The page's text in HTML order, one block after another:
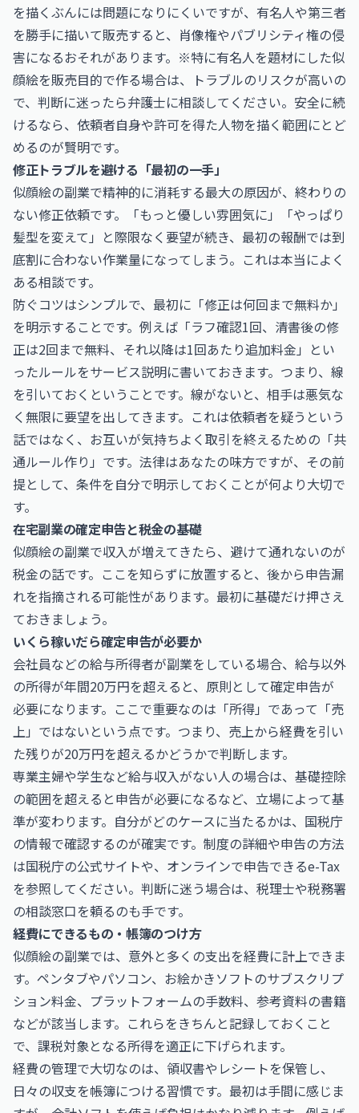
を描くぶんには問題になりにくいですが、有名人や第三者
を勝手に描いて販売すると、肖像権やパブリシティ権の侵
害になるおそれがあります。※特に有名人を題材にした似
顔絵を販売目的で作る場合は、トラブルのリスクが高いの
で、判断に迷ったら弁護士に相談してください。安全に続
けるなら、依頼者自身や許可を得た人物を描く範囲にとど
めるのが賢明です。
修正トラブルを避ける「最初の一手」
似顔絵の副業で精神的に消耗する最大の原因が、終わりの
ない修正依頼です。「もっと優しい雰囲気に」「やっぱり
髪型を変えて」と際限なく要望が続き、最初の報酬では到
底割に合わない作業量になってしまう。これは本当によく
ある相談です。
防ぐコツはシンプルで、最初に「修正は何回まで無料か」
を明示することです。例えば「ラフ確認1回、清書後の修
正は2回まで無料、それ以降は1回あたり追加料金」とい
ったルールをサービス説明に書いておきます。つまり、線
を引いておくということです。線がないと、相手は悪気な
く無限に要望を出してきます。これは依頼者を疑うという
話ではなく、お互いが気持ちよく取引を終えるための「共
通ルール作り」です。法律はあなたの味方ですが、その前
提として、条件を自分で明示しておくことが何より大切で
す。
在宅副業の確定申告と税金の基礎
似顔絵の副業で収入が増えてきたら、避けて通れないのが
税金の話です。ここを知らずに放置すると、後から申告漏
れを指摘される可能性があります。最初に基礎だけ押さえ
ておきましょう。
いくら稼いだら確定申告が必要か
会社員などの給与所得者が副業をしている場合、給与以外
の所得が年間20万円を超えると、原則として確定申告が
必要になります。ここで重要なのは「所得」であって「売
上」ではないという点です。つまり、売上から経費を引い
た残りが20万円を超えるかどうかで判断します。
専業主婦や学生など給与収入がない人の場合は、基礎控除
の範囲を超えると申告が必要になるなど、立場によって基
準が変わります。自分がどのケースに当たるかは、国税庁
の情報で確認するのが確実です。制度の詳細や申告の方法
は国税庁の公式サイトや、オンラインで申告できるe-Tax
を参照してください。判断に迷う場合は、税理士や税務署
の相談窓口を頼るのも手です。
経費にできるもの・帳簿のつけ方
似顔絵の副業では、意外と多くの支出を経費に計上できま
す。ペンタブやパソコン、お絵かきソフトのサブスクリプ
ション料金、プラットフォームの手数料、参考資料の書籍
などが該当します。これらをきちんと記録しておくこと
で、課税対象となる所得を適正に下げられます。
経費の管理で大切なのは、領収書やレシートを保管し、
日々の収支を帳簿につける習慣です。最初は手間に感じま